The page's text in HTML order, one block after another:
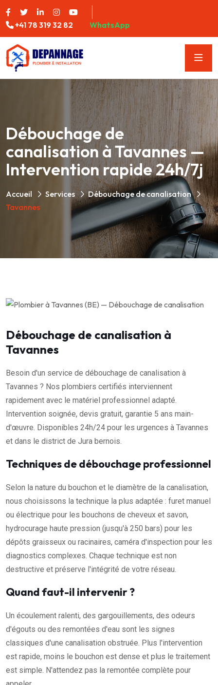
+41 78 319 32 82 WhatsApp
Débouchage de
canalisation à Tavannes —
Intervention rapide 24h/7j
Accueil Services
Débouchage de canalisation
Tavannes
Débouchage de canalisation à
Tavannes
Besoin d'un service de débouchage de canalisation à
Tavannes ? Nos plombiers certifiés interviennent
rapidement avec le matériel professionnel adapté.
Intervention soignée, devis gratuit, garantie 5 ans main-
d'œuvre. Disponibles 24h/24 pour les urgences à Tavannes
et dans le district de Jura bernois.
Techniques de débouchage professionnel
Selon la nature du bouchon et le diamètre de la canalisation,
nous choisissons la technique la plus adaptée : furet manuel
ou électrique pour les bouchons de cheveux et savon,
hydrocurage haute pression (jusqu'à 250 bars) pour les
dépôts graisseux ou racinaires, caméra d'inspection pour les
diagnostics complexes. Chaque technique est non
destructive et préserve l'intégrité de votre réseau.
Quand faut-il intervenir ?
Un écoulement ralenti, des gargouillements, des odeurs
d'égouts ou des remontées d'eau sont les signes
classiques d'une canalisation obstruée. Plus l'intervention
est rapide, moins le bouchon est dense et plus le traitement
est simple. N'attendez pas la remontée complète pour